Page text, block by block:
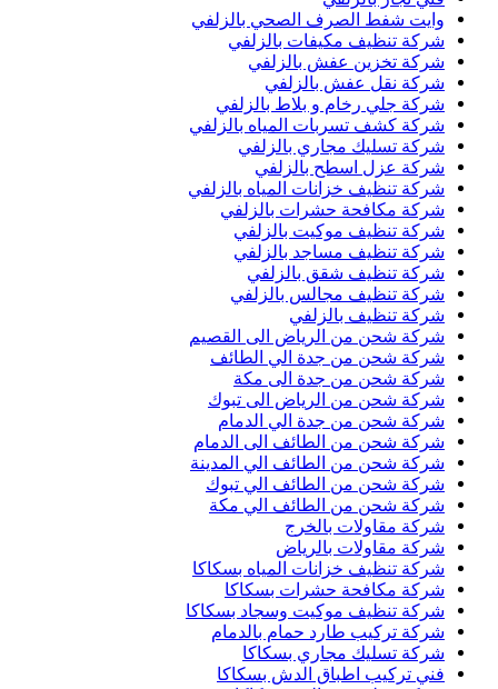
وايت شفط الصرف الصحي بالزلفي
شركة تنظيف مكيفات بالزلفي
شركة تخزين عفش بالزلفي
شركة نقل عفش بالزلفي
شركة جلي رخام و بلاط بالزلفي
شركة كشف تسربات المياه بالزلفي
شركة تسليك مجاري بالزلفي
شركة عزل اسطح بالزلفي
شركة تنظيف خزانات المياه بالزلفي
شركة مكافحة حشرات بالزلفي
شركة تنظيف موكيت بالزلفي
شركة تنظيف مساجد بالزلفي
شركة تنظيف شقق بالزلفي
شركة تنظيف مجالس بالزلفي
شركة تنظيف بالزلفي
شركة شحن من الرياض الى القصيم
شركة شحن من جدة الي الطائف
شركة شحن من جدة الى مكة
شركة شحن من الرياض الى تبوك
شركة شحن من جدة الي الدمام
شركة شحن من الطائف الى الدمام
شركة شحن من الطائف الي المدينة
شركة شحن من الطائف الي تبوك
شركة شحن من الطائف الي مكة
شركة مقاولات بالخرج
شركة مقاولات بالرياض
شركة تنظيف خزانات المياه بسكاكا
شركة مكافحة حشرات بسكاكا
شركة تنظيف موكيت وسجاد بسكاكا
شركة تركيب طارد حمام بالدمام
شركة تسليك مجاري بسكاكا
فني تركيب اطباق الدش بسكاكا